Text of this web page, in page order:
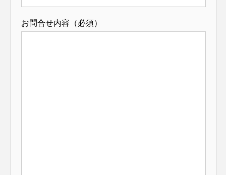
お問合せ内容（必須）